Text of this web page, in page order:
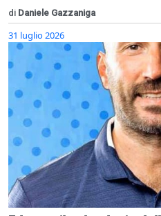
di Daniele Gazzaniga
31 luglio 2026